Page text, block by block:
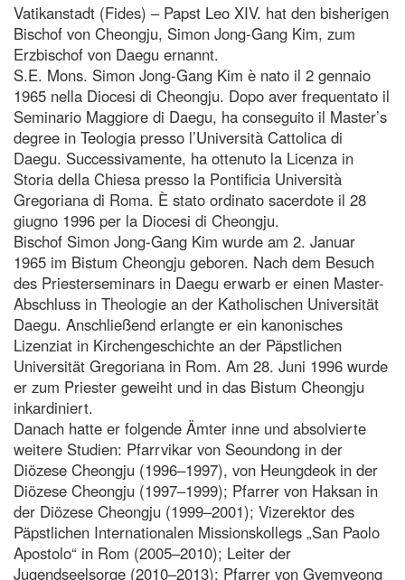
Vatikanstadt (Fides) – Papst Leo XIV. hat den bisherigen
Bischof von Cheongju, Simon Jong-Gang Kim, zum
Erzbischof von Daegu ernannt.
S.E. Mons. Simon Jong-Gang Kim è nato il 2 gennaio
1965 nella Diocesi di Cheongju. Dopo aver frequentato il
Seminario Maggiore di Daegu, ha conseguito il Master’s
degree in Teologia presso l’Università Cattolica di
Daegu. Successivamente, ha ottenuto la Licenza in
Storia della Chiesa presso la Pontificia Università
Gregoriana di Roma. È stato ordinato sacerdote il 28
giugno 1996 per la Diocesi di Cheongju.
Bischof Simon Jong-Gang Kim wurde am 2. Januar
1965 im Bistum Cheongju geboren. Nach dem Besuch
des Priesterseminars in Daegu erwarb er einen Master-
Abschluss in Theologie an der Katholischen Universität
Daegu. Anschließend erlangte er ein kanonisches
Lizenziat in Kirchengeschichte an der Päpstlichen
Universität Gregoriana in Rom. Am 28. Juni 1996 wurde
er zum Priester geweiht und in das Bistum Cheongju
inkardiniert.
Danach hatte er folgende Ämter inne und absolvierte
weitere Studien: Pfarrvikar von Seoundong in der
Diözese Cheongju (1996–1997), von Heungdeok in der
Diözese Cheongju (1997–1999); Pfarrer von Haksan in
der Diözese Cheongju (1999–2001); Vizerektor des
Päpstlichen Internationalen Missionskollegs „San Paolo
Apostolo“ in Rom (2005–2010); Leiter der
Jugendseelsorge (2010–2013); Pfarrer von Gyemyeong